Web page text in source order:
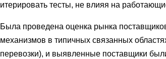
итерировать тесты, не влияя на
Была проведена оценка рынка
механизмов в типичных связанных
перевозки), и выявленные поставщики